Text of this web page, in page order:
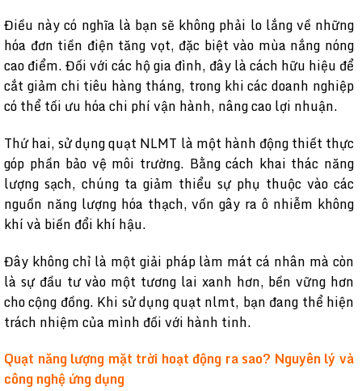
Điều này có nghĩa là bạn sẽ không phải lo lắng về những
hóa đơn tiền điện tăng vọt, đặc biệt vào mùa nắng nóng
cao điểm. Đối với các hộ gia đình, đây là cách hữu hiệu để
cắt giảm chi tiêu hàng tháng, trong khi các doanh nghiệp
có thể tối ưu hóa chi phí vận hành, nâng cao lợi nhuận.
Thứ hai, sử dụng quạt NLMT là một hành động thiết thực
góp phần bảo vệ môi trường. Bằng cách khai thác năng
lượng sạch, chúng ta giảm thiểu sự phụ thuộc vào các
nguồn năng lượng hóa thạch, vốn gây ra ô nhiễm không
khí và biến đổi khí hậu.
Đây không chỉ là một giải pháp làm mát cá nhân mà còn
là sự đầu tư vào một tương lai xanh hơn, bền vững hơn
cho cộng đồng. Khi sử dụng quạt nlmt, bạn đang thể hiện
trách nhiệm của mình đối với hành tinh.
Quạt năng lượng mặt trời hoạt động ra sao? Nguyên lý và
công nghệ ứng dụng